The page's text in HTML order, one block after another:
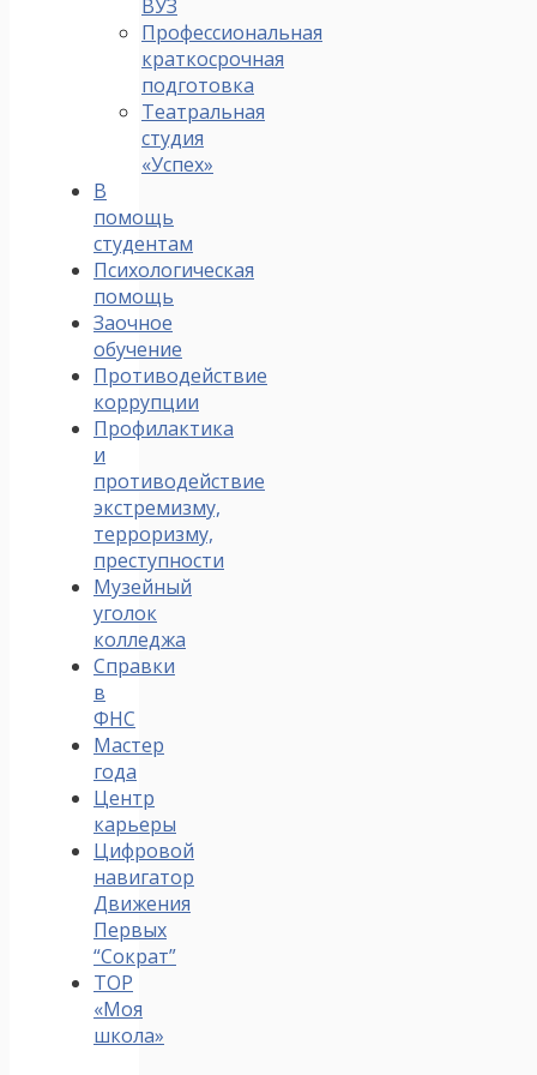
ВУЗ
Профессиональная
краткосрочная
подготовка
Театральная
студия
«Успех»
В
помощь
студентам
Психологическая
помощь
Заочное
обучение
Противодействие
коррупции
Профилактика
и
противодействие
экстремизму,
терроризму,
преступности
Музейный
уголок
колледжа
Справки
в
ФНС
Мастер
года
Центр
карьеры
Цифровой
навигатор
Движения
Первых
“Сократ”
ТОР
«Моя
школа»